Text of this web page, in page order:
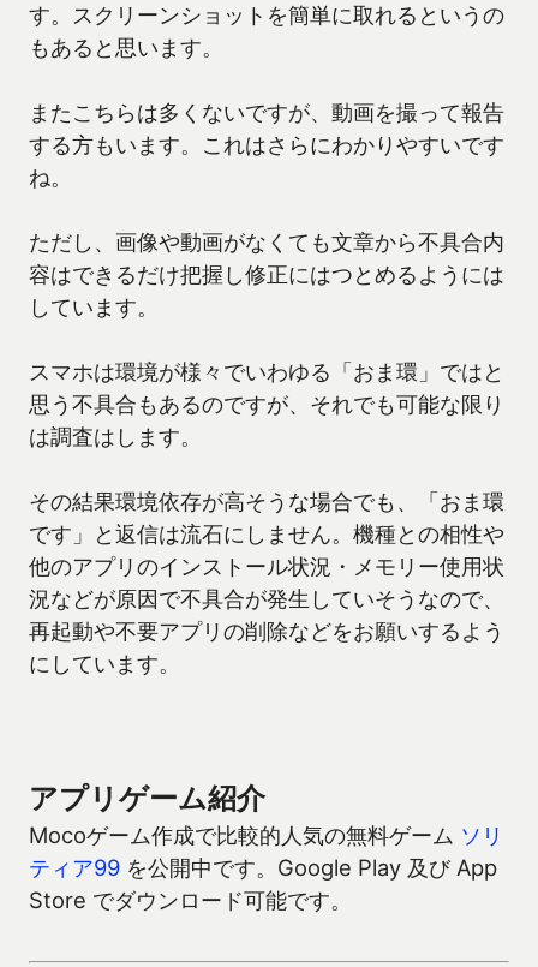
す。スクリーンショットを簡単に取れるというの
もあると思います。
またこちらは多くないですが、動画を撮って報告
する方もいます。これはさらにわかりやすいです
ね。
ただし、画像や動画がなくても文章から不具合内
容はできるだけ把握し修正にはつとめるようには
しています。
スマホは環境が様々でいわゆる「おま環」ではと
思う不具合もあるのですが、それでも可能な限り
は調査はします。
その結果環境依存が高そうな場合でも、「おま環
です」と返信は流石にしません。機種との相性や
他のアプリのインストール状況・メモリー使用状
況などが原因で不具合が発生していそうなので、
再起動や不要アプリの削除などをお願いするよう
にしています。
アプリゲーム紹介
Mocoゲーム作成で比較的人気の無料ゲーム ソリ
ティア99 を公開中です。Google Play 及び App
Store でダウンロード可能です。